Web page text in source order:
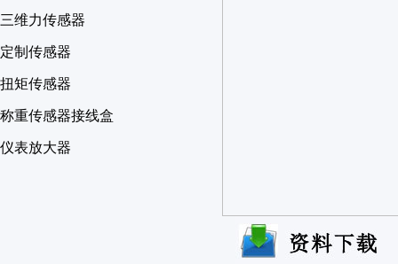
三维力传感器
定制传感器
扭矩传感器
称重传感器接线盒
仪表放大器